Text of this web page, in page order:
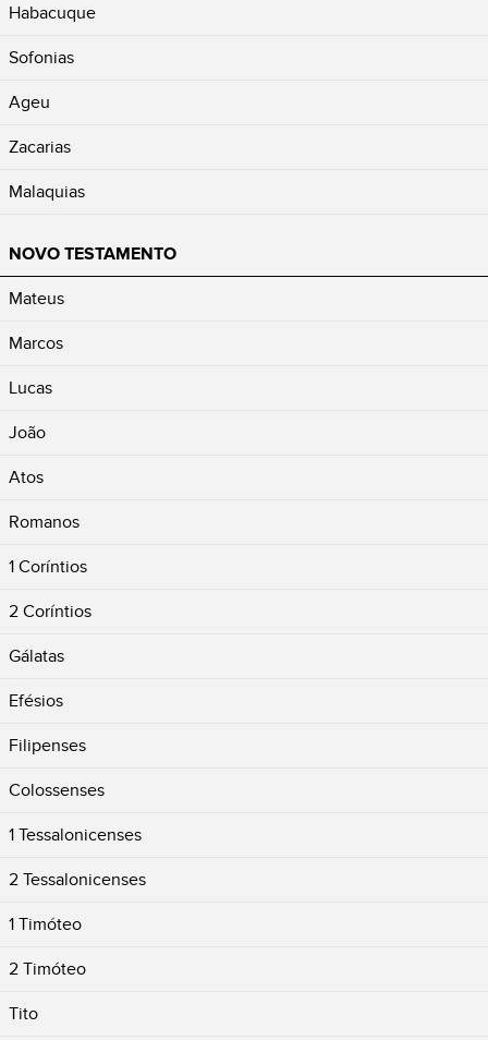
Habacuque
Sofonias
Ageu
Zacarias
Malaquias
NOVO TESTAMENTO
Mateus
Marcos
Lucas
João
Atos
Romanos
1 Coríntios
2 Coríntios
Gálatas
Efésios
Filipenses
Colossenses
1 Tessalonicenses
2 Tessalonicenses
1 Timóteo
2 Timóteo
Tito